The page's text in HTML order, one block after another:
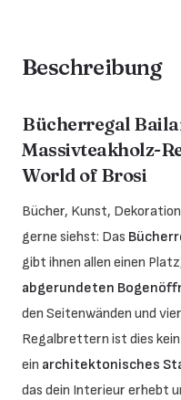
Beschreibung
Bücherregal
Massivteakholz-
World of Brosi
Bücher, Kunst,
gerne siehst: Das
gibt ihnen allen einen
abgerundeten
den Seitenwänden und
Regalbrettern ist dies
ein architektonisches
das dein Interieur erhebt